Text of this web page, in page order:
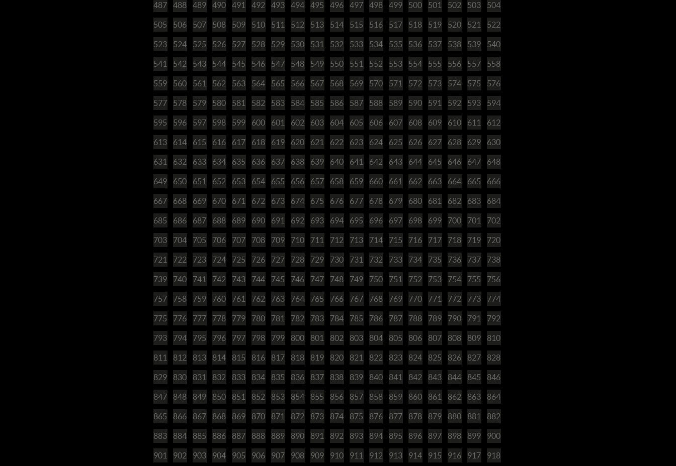
487 488 489 490 491 492 493 494 495 496 497 498 499 500 501 502 503 504
505 506 507 508 509 510 511 512 513 514 515 516 517 518 519 520 521 522
523 524 525 526 527 528 529 530 531 532 533 534 535 536 537 538 539 540
541 542 543 544 545 546 547 548 549 550 551 552 553 554 555 556 557 558
559 560 561 562 563 564 565 566 567 568 569 570 571 572 573 574 575 576
577 578 579 580 581 582 583 584 585 586 587 588 589 590 591 592 593 594
595 596 597 598 599 600 601 602 603 604 605 606 607 608 609 610 611 612
613 614 615 616 617 618 619 620 621 622 623 624 625 626 627 628 629 630
631 632 633 634 635 636 637 638 639 640 641 642 643 644 645 646 647 648
649 650 651 652 653 654 655 656 657 658 659 660 661 662 663 664 665 666
667 668 669 670 671 672 673 674 675 676 677 678 679 680 681 682 683 684
685 686 687 688 689 690 691 692 693 694 695 696 697 698 699 700 701 702
703 704 705 706 707 708 709 710 711 712 713 714 715 716 717 718 719 720
721 722 723 724 725 726 727 728 729 730 731 732 733 734 735 736 737 738
739 740 741 742 743 744 745 746 747 748 749 750 751 752 753 754 755 756
757 758 759 760 761 762 763 764 765 766 767 768 769 770 771 772 773 774
775 776 777 778 779 780 781 782 783 784 785 786 787 788 789 790 791 792
793 794 795 796 797 798 799 800 801 802 803 804 805 806 807 808 809 810
811 812 813 814 815 816 817 818 819 820 821 822 823 824 825 826 827 828
829 830 831 832 833 834 835 836 837 838 839 840 841 842 843 844 845 846
847 848 849 850 851 852 853 854 855 856 857 858 859 860 861 862 863 864
865 866 867 868 869 870 871 872 873 874 875 876 877 878 879 880 881 882
883 884 885 886 887 888 889 890 891 892 893 894 895 896 897 898 899 900
901 902 903 904 905 906 907 908 909 910 911 912 913 914 915 916 917 918